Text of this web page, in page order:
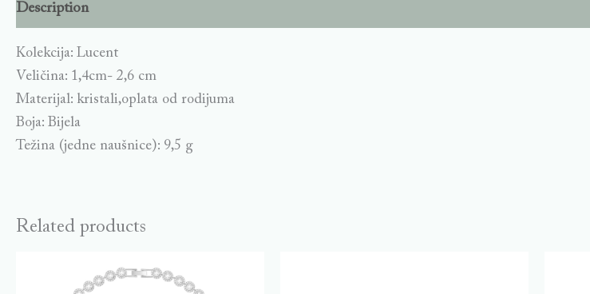
Description
Kolekcija: Lucent
Veličina: 1,4cm- 2,6 cm
Materijal: kristali,oplata od rodijuma
Boja: Bijela
Težina (jedne naušnice): 9,5 g
Related products